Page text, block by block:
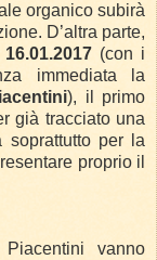
organico subirà
D’altra parte,
(con i
immediata la
), il primo
già tracciato una
soprattutto per la
proprio il
vanno